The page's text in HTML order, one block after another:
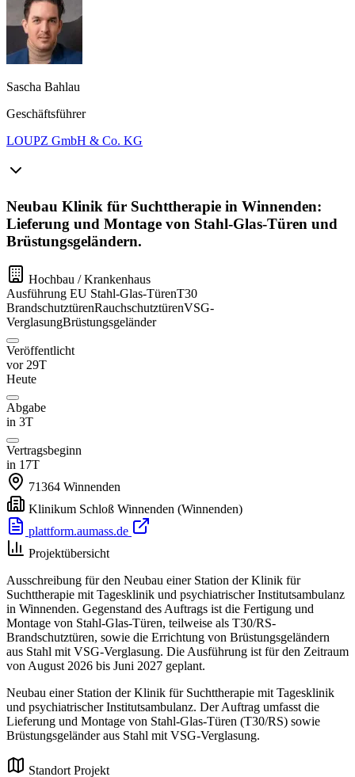
Sascha Bahlau
Geschäftsführer
LOUPZ GmbH & Co. KG
Neubau Klinik für Suchttherapie in Winnenden:
Lieferung und Montage von Stahl-Glas-Türen und
Brüstungsgeländern.
Hochbau / Krankenhaus
Ausführung EU Stahl-Glas-TürenT30
BrandschutztürenRauchschutztürenVSG-
VerglasungBrüstungsgeländer
Veröffentlicht
vor 29T
Heute
Abgabe
in 3T
Vertragsbeginn
in 17T
71364 Winnenden
Klinikum Schloß Winnenden (Winnenden)
plattform.aumass.de
Projektübersicht
Ausschreibung für den Neubau einer Station der Klinik für
Suchttherapie mit Tagesklinik und psychiatrischer Institutsambulanz
in Winnenden. Gegenstand des Auftrags ist die Fertigung und
Montage von Stahl-Glas-Türen, teilweise als T30/RS-
Brandschutztüren, sowie die Errichtung von Brüstungsgeländern
aus Stahl mit VSG-Verglasung. Die Ausführung ist für den Zeitraum
von August 2026 bis Juni 2027 geplant.
Neubau einer Station der Klinik für Suchttherapie mit Tagesklinik
und psychiatrischer Institutsambulanz. Der Auftrag umfasst die
Lieferung und Montage von Stahl-Glas-Türen (T30/RS) sowie
Brüstungsgeländer aus Stahl mit VSG-Verglasung.
Standort Projekt